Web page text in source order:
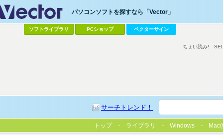
パソコンソフトを探すなら「Vector」
ソフトライブラリ PCショップ ベクターサイン
サーチトレンド！
ちょい読み!
トップ ライブラリ Windows